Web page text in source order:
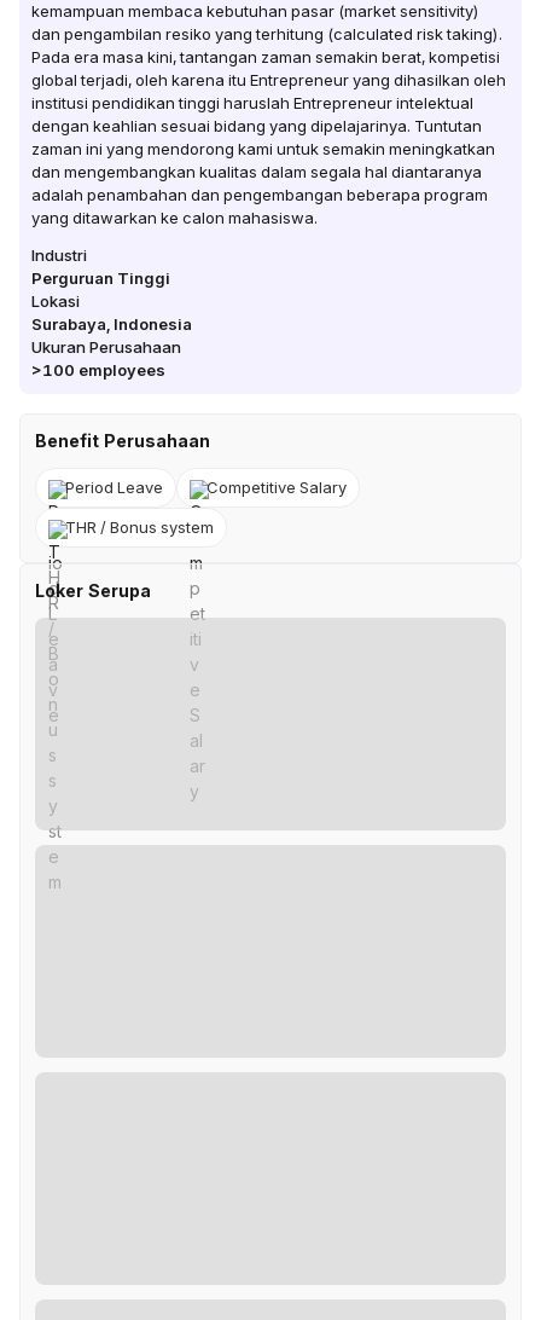
kemampuan membaca kebutuhan pasar (market sensitivity)
dan pengambilan resiko yang terhitung (calculated risk taking).
Pada era masa kini, tantangan zaman semakin berat, kompetisi
global terjadi, oleh karena itu Entrepreneur yang dihasilkan oleh
institusi pendidikan tinggi haruslah Entrepreneur intelektual
dengan keahlian sesuai bidang yang dipelajarinya. Tuntutan
zaman ini yang mendorong kami untuk semakin meningkatkan
dan mengembangkan kualitas dalam segala hal diantaranya
adalah penambahan dan pengembangan beberapa program
yang ditawarkan ke calon mahasiswa.
Industri
Perguruan Tinggi
Lokasi
Surabaya Indonesia
Ukuran Perusahaan
>100 employees
Benefit Perusahaan
Period Leave Competitive Salary
THR / Bonus system
Loker Serupa